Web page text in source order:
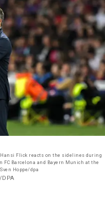
Hansi Flick reacts on the sidelines during
FC Barcelona and Bayern Munich at the
Hoppe/dpa
DPA